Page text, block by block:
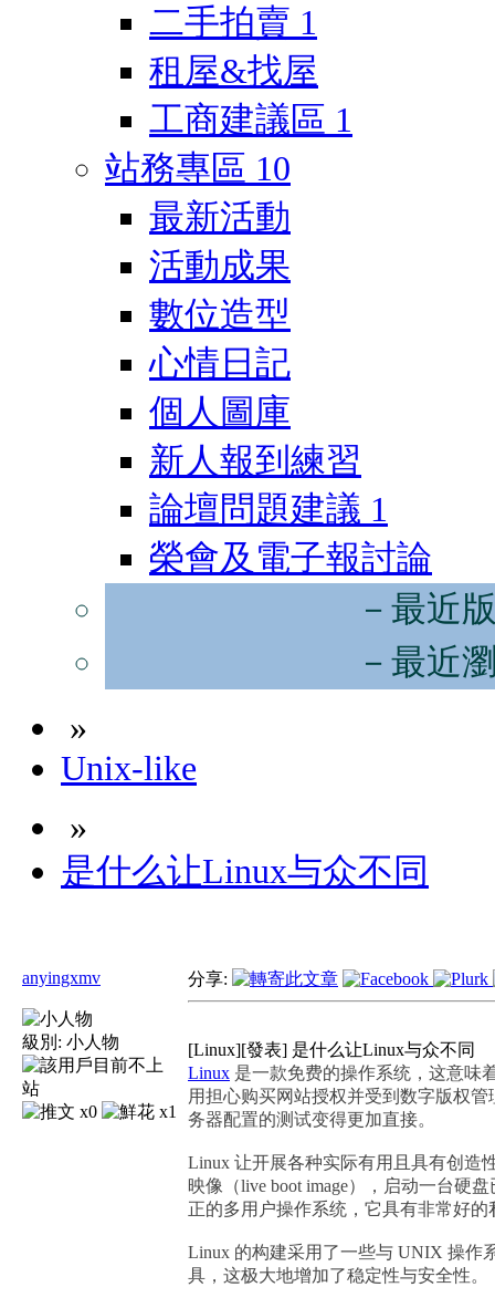
二手拍賣 1
租屋&找屋
工商建議區 1
站務專區 10
最新活動
活動成果
數位造型
心情日記
個人圖庫
新人報到練習
論壇問題建議 1
榮會及電子報討論
－最近
－最近
»
Unix-like
»
是什么让Linux与众不同
anyingxmv
級別: 小人物
x0 x1
分享:
[Linux][發表] 是什么让Linux与众不同
Linux 是一款免费的操作系统，这意味
用担心购买网站授权并受到数字版权管
务器配置的测试变得更加直接。
Linux 让开展各种实际有用且具有创造
映像（live boot image），启动一台硬
正的多用户操作系统，它具有非常好
Linux 的构建采用了一些与 UNIX 操作
具，这极大地增加了稳定性与安全性。